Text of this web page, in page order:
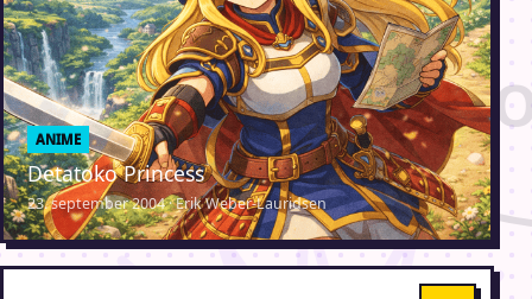
ANIME
Detatoko Princess
23. september 2004 · Erik Weber-Lauridsen